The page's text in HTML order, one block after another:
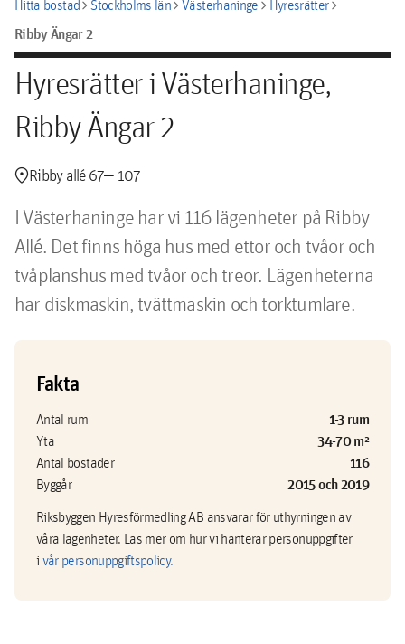
Hitta bostadchevron_rightStockholms länchevron_rightVästerhaningechevron_rightHyresrätterchevron_right
Ribby Ängar 2
Hyresrätter i Västerhaninge,
Ribby Ängar 2
location_pinRibby allé 67— 107
I Västerhaninge har vi 116 lägenheter på Ribby
Allé. Det finns höga hus med ettor och tvåor och
tvåplanshus med tvåor och treor. Lägenheterna
har diskmaskin, tvättmaskin och torktumlare.
Fakta
Antal rum 1-3 rum
Yta 34-70 m²
Antal bostäder 116
Byggår 2015 och 2019
Riksbyggen Hyresförmedling AB ansvarar för uthyrningen av
våra lägenheter. Läs mer om hur vi hanterar personuppgifter
i vår personuppgiftspolicy.